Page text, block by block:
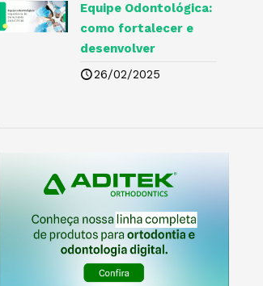
Equipe Odontológica:
como fortalecer e
desenvolver
26/02/2025